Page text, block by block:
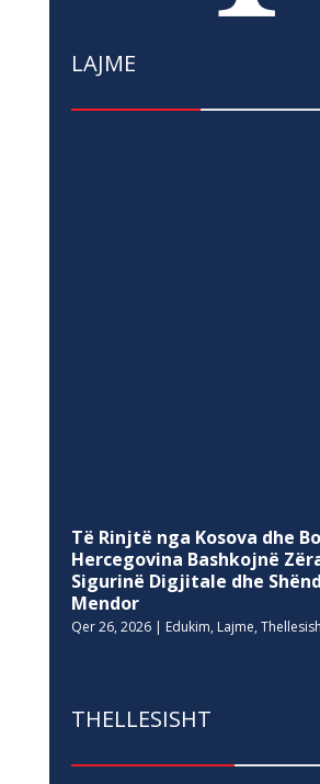
LAJME
Të Rinjtë nga Kosova dhe
Hercegovina Bashkojnë
Sigurinë Digjitale dhe
Mendor
Qer 26, 2026| Edukim, Lajme,
THELLESISHT